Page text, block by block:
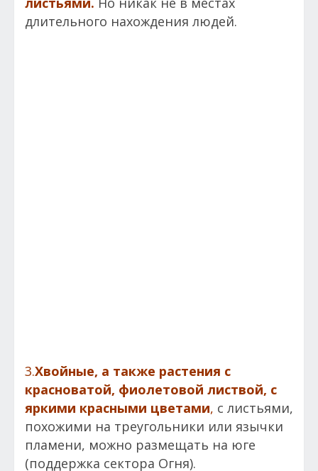
длительного нахождения людей.
3.Хвойные, а также растения с
красноватой, фиолетовой листвой, с
яркими красными цветами, с листьями,
похожими на треугольники или язычки
пламени, можно размещать на юге
(поддержка сектора Огня).